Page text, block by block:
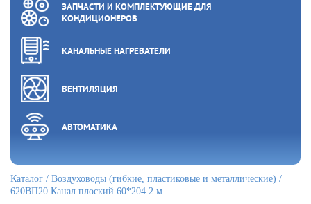
ЗАПЧАСТИ И КОМПЛЕКТУЮЩИЕ ДЛЯ
КОНДИЦИОНЕРОВ
КАНАЛЬНЫЕ НАГРЕВАТЕЛИ
ВЕНТИЛЯЦИЯ
АВТОМАТИКА
Каталог / Воздуховоды (гибкие, пластиковые и металлические) /
620ВП20 Канал плоский 60*204 2 м